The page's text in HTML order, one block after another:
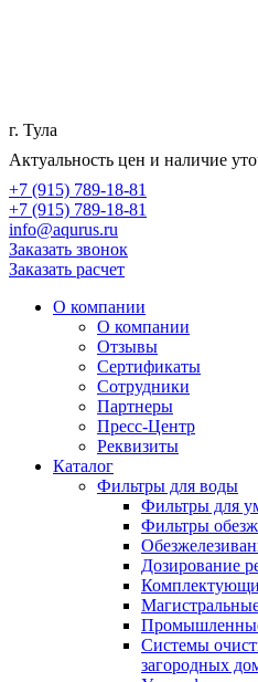
г. Тула
Актуальность цен и наличие
+7 (915) 789-18-81
+7 (915) 789-18-81
info@aqurus.ru
Заказать звонок
Заказать расчет
О компании
О компании
Отзывы
Сертификаты
Сотрудники
Партнеры
Пресс-Центр
Реквизиты
Каталог
Фильтры для воды
Фильтры для
Фильтры
Дозирование
Системы
загородных